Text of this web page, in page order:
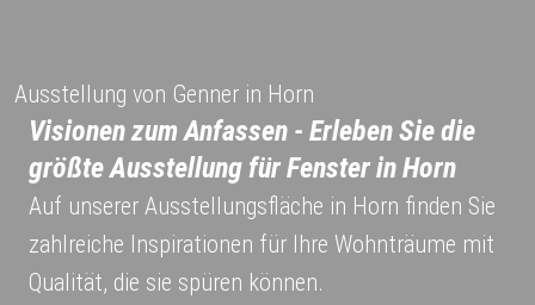
Visionen zum Anfassen - Erleben Sie die
größte Ausstellung für Fenster in Horn
Auf unserer Ausstellungsfläche in Horn finden Sie
zahlreiche Inspirationen für Ihre Wohnträume mit
Qualität, die sie spüren können.
Ausstellung von Genner in Horn